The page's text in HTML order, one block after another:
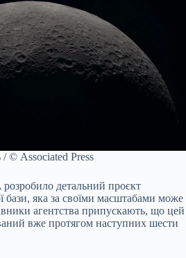
/ © Associated Press
детальний проєкт
бази, яка за своїми масштабами може
агентства припускають, що цей
вже протягом наступних шести